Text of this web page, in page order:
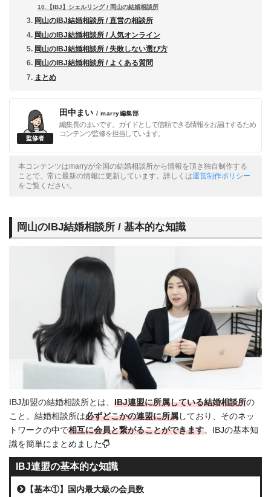
10.【IBJ】シェルリング / 岡山の結婚相談所
岡山のIBJ結婚相談所 / 直営の相談所
岡山のIBJ結婚相談所 / 人気オンライン
岡山のIBJ結婚相談所 / 失敗しない選び方
岡山のIBJ結婚相談所 / よくある質問
まとめ
田中まい / marry編集部
編集長のまいです。ガイドとして信頼できる情報をお届けするため
コンテンツ監修を担当しています。
本コンテンツはmarryが全国の結婚相談所から情報を頂き独自制作する
ことで、常に最新の情報に更新しています。詳しくは運営制作ポリシー
をご覧ください。
岡山のIBJ結婚相談所 / 基本的な知識
IBJ加盟の結婚相談所とは、 IBJ連盟に所属している結婚相談所の
こと。結婚相談所は必ずどこかの連盟に所属しており、そのネッ
トワークの中で相互に会員と繋がることができます。IBJの基本知
識を簡単にまとめました
IBJ連盟の基本的な知識
【基本①】国内最大級の会員数